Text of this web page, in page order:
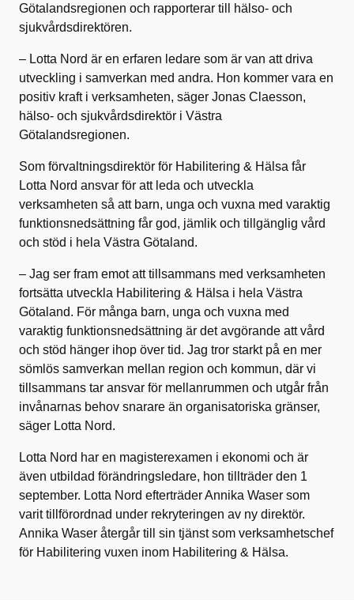
Götalandsregionen och rapporterar till hälso- och
sjukvårdsdirektören.
– Lotta Nord är en erfaren ledare som är van att driva
utveckling i samverkan med andra. Hon kommer vara en
positiv kraft i verksamheten, säger Jonas Claesson,
hälso- och sjukvårdsdirektör i Västra
Götalandsregionen.
Som förvaltningsdirektör för Habilitering & Hälsa får
Lotta Nord ansvar för att leda och utveckla
verksamheten så att barn, unga och vuxna med varaktig
funktionsnedsättning får god, jämlik och tillgänglig vård
och stöd i hela Västra Götaland.
– Jag ser fram emot att tillsammans med verksamheten
fortsätta utveckla Habilitering & Hälsa i hela Västra
Götaland. För många barn, unga och vuxna med
varaktig funktionsnedsättning är det avgörande att vård
och stöd hänger ihop över tid. Jag tror starkt på en mer
sömlös samverkan mellan region och kommun, där vi
tillsammans tar ansvar för mellanrummen och utgår från
invånarnas behov snarare än organisatoriska gränser,
säger Lotta Nord.
Lotta Nord har en magisterexamen i ekonomi och är
även utbildad förändringsledare, hon tillträder den 1
september. Lotta Nord efterträder Annika Waser som
varit tillförordnad under rekryteringen av ny direktör.
Annika Waser återgår till sin tjänst som verksamhetschef
för Habilitering vuxen inom Habilitering & Hälsa.